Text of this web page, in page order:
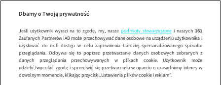
Julia
Wypróbuj aplikację mobilną
Korzystaj z łatwiejszej nawigacji i ciesz się szybszym
Dbamy o Twoją prywatność
Jeśli użytkownik wyrazi na to zgodę, my, nasze podmioty stowarzyszonei naszych 161
Zaufanych Partnerów IAB może przechowywać dane osobowe na urządzeniu użytkownika i
uzyskiwać do nich dostęp w celu zapewnienia bardziej spersonalizowanego sposobu
przeglądania. Odbywa się to poprzez przetwarzanie danych osobowych zebranych z
danych przeglądania przechowywanych w plikach cookie. Użytkownik może
udzielić/wycofać zgodę i sprzeciwić się przetwarzaniu w oparciu o uzasadniony interes w
dowolnym momencie, klikając przycisk „Ustawienia plików cookie i reklam”.